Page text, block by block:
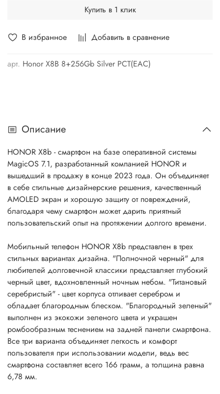
В избранное Добавить в сравнение
арт. Honor X8B 8+256Gb Silver РСТ(ЕАС)
Купить в 1 клик
Описание
HONOR X8b - смартфон на базе оперативной системы
MagicOS 7.1, разработанный компанией HONOR и
вышедший в продажу в конце 2023 года. Он объединяет
в себе стильные дизайнерские решения, качественный
AMOLED экран и хорошую защиту от повреждений,
благодаря чему смартфон может дарить приятный
пользовательский опыт на протяжении долгого времени.
Мобильный телефон HONOR X8b представлен в трех
стильных вариантах дизайна. "Полночной черный" для
любителей долговечной классики представляет глубокий
черный цвет, вдохновленный ночным небом. "Титановый
серебристый" - цвет корпуса отливает серебром и
обладает благородным блеском. "Благородный зеленый"
выполнен из экокожи зеленого цвета и украшен
ромбообразным теснением на задней панели смартфона.
Все три варианта объединяет легкость и комфорт
пользователя при использовании модели, ведь вес
смартфона составляет всего 166 грамм, а толщина равна
6,78 мм.